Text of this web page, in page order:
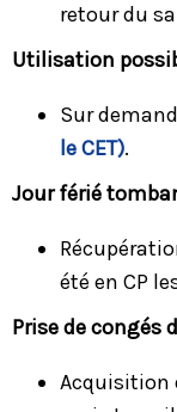
retour du
Utilisation
Sur
le CET).
Jour férié
été en CP
Prise de congés
Acquisition